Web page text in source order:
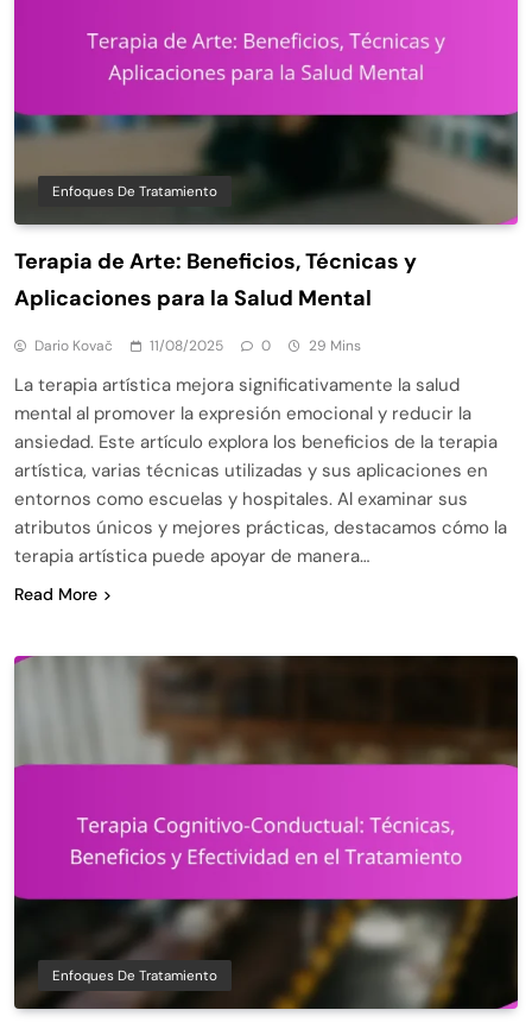
Enfoques De Tratamiento
Terapia de Arte: Beneficios, Técnicas y
Aplicaciones para la Salud Mental
Dario Kovač 11/08/2025 0 29 Mins
La terapia artística mejora significativamente la salud
mental al promover la expresión emocional y reducir la
ansiedad. Este artículo explora los beneficios de la terapia
artística, varias técnicas utilizadas y sus aplicaciones en
entornos como escuelas y hospitales. Al examinar sus
atributos únicos y mejores prácticas, destacamos cómo la
terapia artística puede apoyar de manera…
Read More
Enfoques De Tratamiento